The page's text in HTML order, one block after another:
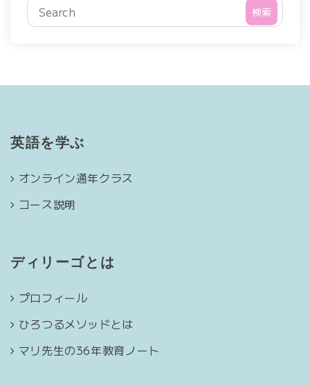
検索
英語を学ぶ
オンライン通年クラス
コース説明
ディリーゴとは
プロフィール
ひろつるメソッドとは
マリ先生の36年教育ノート